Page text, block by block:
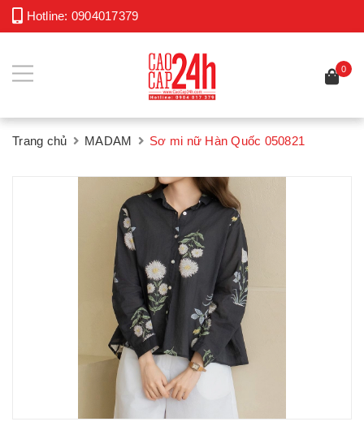
Hotline: 0904017379
0
Trang chủ MADAM Sơ mi nữ Hàn Quốc 050821